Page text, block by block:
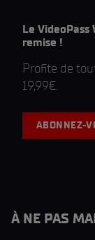
Le VideoPass
remise !
Profite de
19,99€.
ABONNEZ-
À NE PAS